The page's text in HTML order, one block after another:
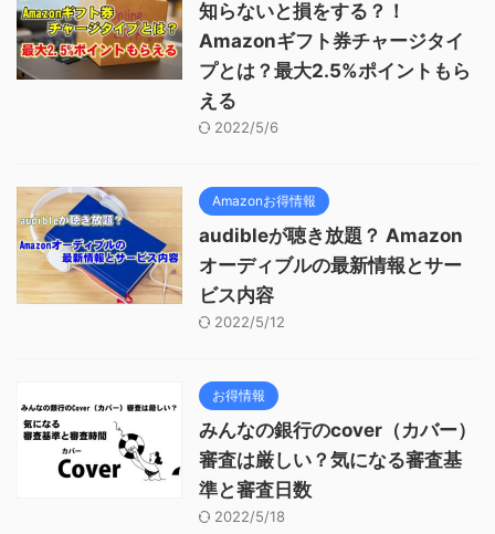
知らないと損をする？！
Amazonギフト券チャージタイ
プとは？最大2.5%ポイントもら
える
2022/5/6
Amazonお得情報
audibleが聴き放題？ Amazon
オーディブルの最新情報とサー
ビス内容
2022/5/12
お得情報
みんなの銀行のcover（カバー）
審査は厳しい？気になる審査基
準と審査日数
2022/5/18